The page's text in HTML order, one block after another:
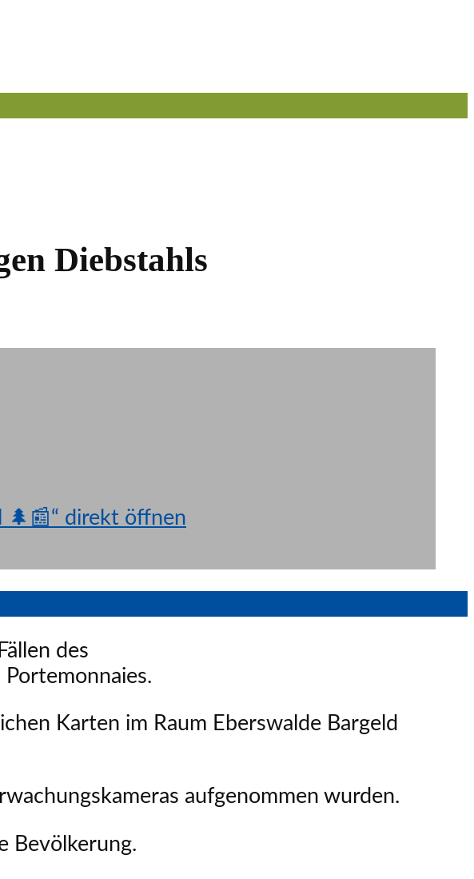
Diebstahls
🌲📰“ direkt öffnen
des
Karten im Raum Eberswalde Bargeld
aufgenommen wurden.
Bevölkerung.